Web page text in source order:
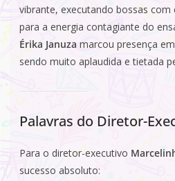
vibrante, executando bossas
para a energia contagiante do
Érika Januza marcou presença
sendo muito aplaudida e tietada
Palavras do Diretor-
Para o diretor-executivo
sucesso absoluto: